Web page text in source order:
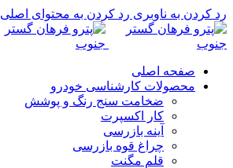
رد کردن به ناوبری رد کردن به محتوای اصلی
صفحه اصلی
محصولات کارشناسی خودرو
ضخامت سنج رنگ و پوشش
کار اکسپرت
آینه بازرسی
چراغ قوه بازرسی
قلم مگنت